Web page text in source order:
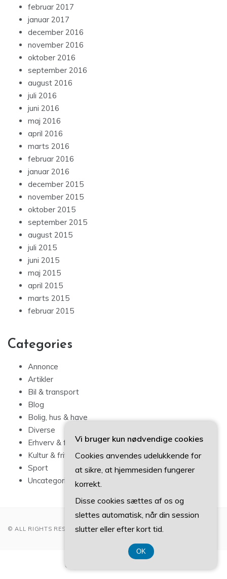
februar 2017
januar 2017
december 2016
november 2016
oktober 2016
september 2016
august 2016
juli 2016
juni 2016
maj 2016
april 2016
marts 2016
februar 2016
januar 2016
december 2015
november 2015
oktober 2015
september 2015
august 2015
juli 2015
juni 2015
maj 2015
april 2015
marts 2015
februar 2015
Categories
Annonce
Artikler
Bil & transport
Blog
Bolig, hus & have
Diverse
Erhverv & forbrug
Kultur & fritid
Sport
Uncategorized
© ALL RIGHTS RESERVED 2022
CVR-Nummer 374 077 39
Vi bruger kun nødvendige cookies
Cookies anvendes udelukkende for
at sikre, at hjemmesiden fungerer
korrekt.
Disse cookies sættes af os og
slettes automatisk, når din session
slutter eller efter kort tid.
OK